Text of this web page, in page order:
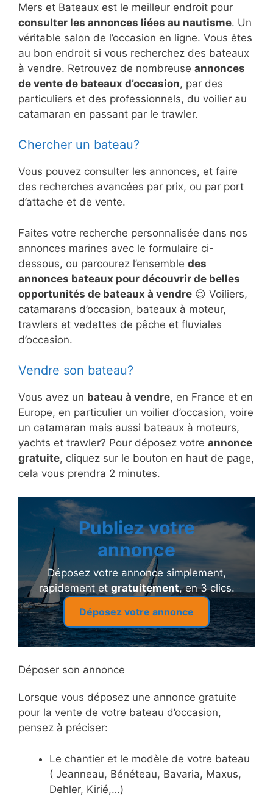
Mers et Bateaux est le meilleur endroit pour
consulter les annonces liées au nautisme. Un
véritable salon de l’occasion en ligne. Vous êtes
au bon endroit si vous recherchez des bateaux
à vendre. Retrouvez de nombreuse annonces
de vente de bateaux d’occasion, par des
particuliers et des professionnels, du voilier au
catamaran en passant par le trawler.
Chercher un bateau?
Vous pouvez consulter les annonces, et faire
des recherches avancées par prix, ou par port
d’attache et de vente.
Faites votre recherche personnalisée dans nos
annonces marines avec le formulaire ci-
dessous, ou parcourez l’ensemble des
annonces bateaux pour découvrir de belles
opportunités de bateaux à vendre 😉 Voiliers,
catamarans d’occasion, bateaux à moteur,
trawlers et vedettes de pêche et fluviales
d’occasion.
Vendre son bateau?
Vous avez un bateau à vendre, en France et en
Europe, en particulier un voilier d’occasion, voire
un catamaran mais aussi bateaux à moteurs,
yachts et trawler? Pour déposez votre annonce
gratuite, cliquez sur le bouton en haut de page,
cela vous prendra 2 minutes.
Publiez votre
annonce
Déposez votre annonce simplement,
rapidement et gratuitement, en 3 clics.
Déposez votre annonce
Déposer son annonce
Lorsque vous déposez une annonce gratuite
pour la vente de votre bateau d’occasion,
pensez à préciser:
Le chantier et le modèle de votre bateau
( Jeanneau, Bénéteau, Bavaria, Maxus,
Dehler, Kirié,…)